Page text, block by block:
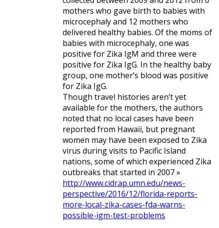
mothers who gave birth to babies with
microcephaly and 12 mothers who
delivered healthy babies. Of the moms of
babies with microcephaly, one was
positive for Zika IgM and three were
positive for Zika IgG. In the healthy baby
group, one mother’s blood was positive
for Zika IgG.
Though travel histories aren’t yet
available for the mothers, the authors
noted that no local cases have been
reported from Hawaii, but pregnant
women may have been exposed to Zika
virus during visits to Pacific Island
nations, some of which experienced Zika
outbreaks that started in 2007 »
http://www.cidrap.umn.edu/news-
perspective/2016/12/florida-reports-
more-local-zika-cases-fda-warns-
possible-igm-test-problems